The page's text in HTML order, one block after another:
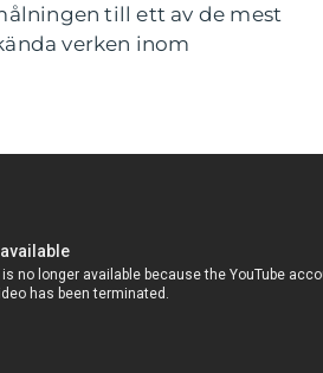
till ett av de mest
verken inom